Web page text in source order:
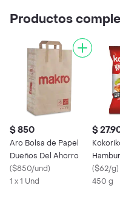
Productos
$ 850
Aro Bolsa de Papel
Dueños Del Ahorro
($850/und)
1 x 1 Und
$
Apanado
($62/g)
450 g